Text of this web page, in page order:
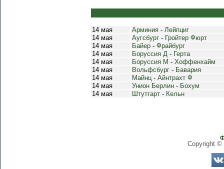
14 мая Арминия - Лейпциг
14 мая
Аугсбург - Гройтер Фюрт
14 мая
Байер - Фрайбург
14 мая
Боруссия Д - Герта
14 мая
Боруссия М - Хоффенхайм
14 мая
Вольфсбург - Бавария
14 мая
Майнц- Айнтрахт Ф
14 мая
Унион Берлин - Бохум
14 мая
Штутгарт - Кельн
Copyright